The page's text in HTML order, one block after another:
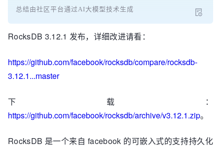
总结由社区平台通过AI大模型技术生成
RocksDB 3.12.1 发布，详细改进请看：
https://github.com/facebook/rocksdb/compare/rocksdb-
3.12.1...master
下载：
https://github.com/facebook/rocksdb/archive/v3.12.1.zip。
RocksDB 是一个来自 facebook 的可嵌入式的支持持久化